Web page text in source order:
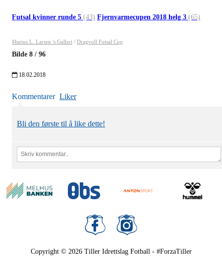
Futsal kvinner runde 5 (43) Fjernvarmecupen 2018 helg 3 (65)
Marius L. Larsen 's Galleri / Dragvoll Futsal Cup
Bilde 8 / 96
18.02.2018
Kommentarer Liker
Bli den første til å like dette!
Copyright © 2026 Tiller Idrettslag Fotball - #ForzaTiller